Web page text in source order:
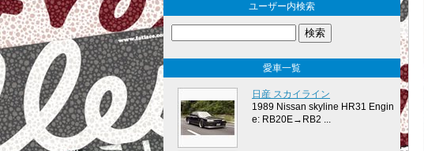
ユーザー内検索
愛車一覧
日産 スカイライン
1989 Nissan skyline HR31 Engin
e: RB20E→RB2 ...